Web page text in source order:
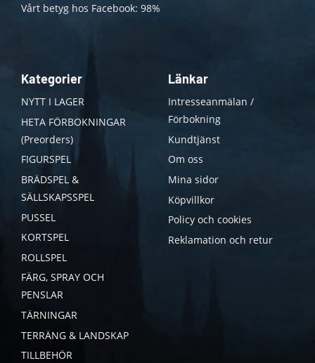
Vårt betyg hos Facebook: 98%
Kategorier
NYTT I LAGER
HETA FÖRBOKNINGAR
(Preorders)
FIGURSPEL
BRÄDSPEL &
SÄLLSKAPSSPEL
PUSSEL
KORTSPEL
ROLLSPEL
FÄRG, SPRAY OCH
PENSLAR
TÄRNINGAR
TERRÄNG & LANDSKAP
TILLBEHÖR
Länkar
Intresseanmälan /
Förbokning
Kundtjänst
Om oss
Mina sidor
Köpvillkor
Policy och cookies
Reklamation och retur